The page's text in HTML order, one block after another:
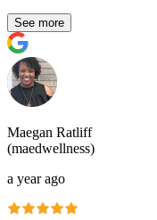
See more
Maegan Ratliff
(maedwellness)
a year ago